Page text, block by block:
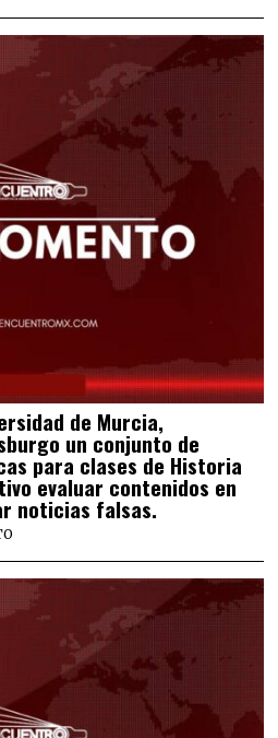
de Murcia,
un conjunto de
para clases de Historia
evaluar contenidos en
noticias falsas.